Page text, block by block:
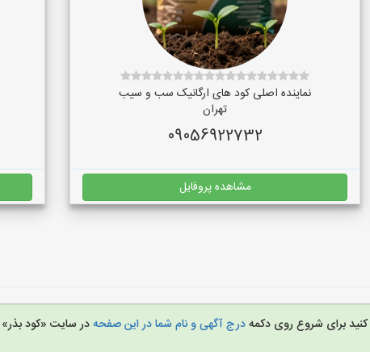
نماینده اصلی کود های ارگانیک سب و سیب
تهران
09056922732
مشاهده پروفایل
کنید برای شروع روی دکمهدرج آگهی و نام شما در این صفحهدر سایت «کود بذر»